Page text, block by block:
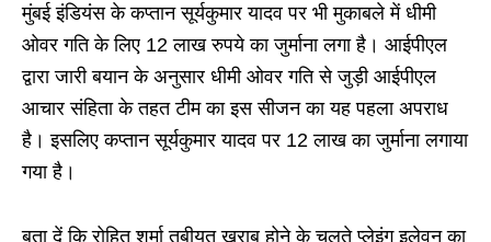
मुंबई इंडियंस के कप्तान सूर्यकुमार यादव पर भी मुकाबले में धीमी
ओवर गति के लिए 12 लाख रुपये का जुर्माना लगा है। आईपीएल
द्वारा जारी बयान के अनुसार धीमी ओवर गति से जुड़ी आईपीएल
आचार संहिता के तहत टीम का इस सीजन का यह पहला अपराध
है। इसलिए कप्तान सूर्यकुमार यादव पर 12 लाख का जुर्माना लगाया
गया है।
बता दें कि रोहित शर्मा तबीयत खराब होने के चलते प्लेइंग इलेवन का